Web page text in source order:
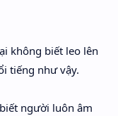
không biết leo lên
tiếng như vậy.
người luôn âm